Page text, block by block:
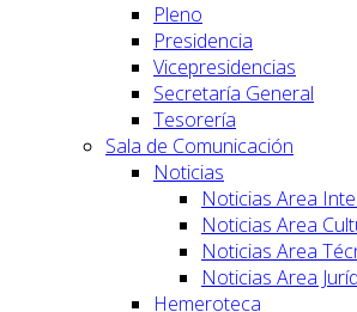
Pleno
Presidencia
Vicepresidencias
Secretaría General
Tesorería
Sala de Comunicación
Noticias
Noticias Area
Noticias Area
Noticias Area
Noticias Area
Hemeroteca